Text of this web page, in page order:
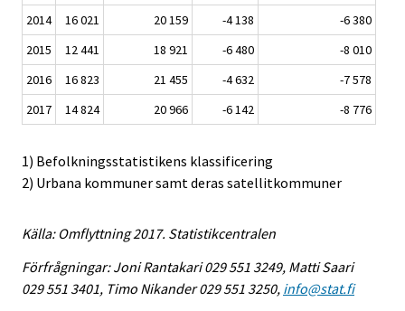
2014
16 021 20 159 -4 138
-6 380
2015
12 441 18 921 -6 480
-8 010
2016
16 823 21 455 -4 632
-7 578
2017
14 824 20 966 -6 142 -8 776
1) Befolkningsstatistikens klassificering
2) Urbana kommuner samt deras satellitkommuner
Källa: Omflyttning 2017. Statistikcentralen
Förfrågningar: Joni Rantakari 029 551 3249, Matti Saari
029 551 3401, Timo Nikander 029 551 3250, info@stat.fi